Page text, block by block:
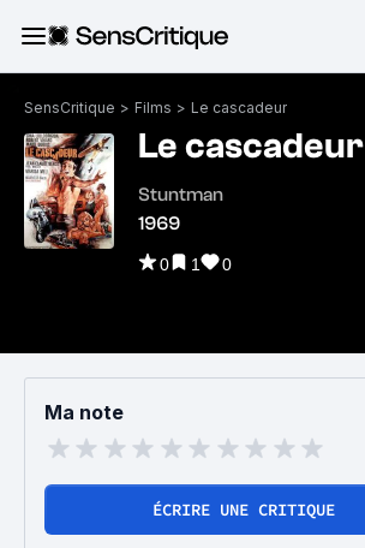
SensCritique > Films > Le cascadeur
Le cascadeur
Stuntman
1969
0 1 0
Ma note
ÉCRIRE UNE CRITIQUE